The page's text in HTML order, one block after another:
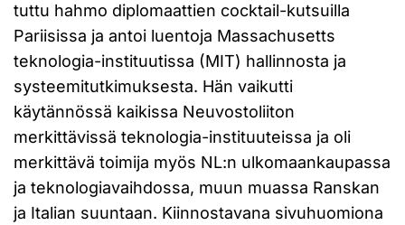
tuttu hahmo diplomaattien cocktail-kutsuilla
Pariisissa ja antoi luentoja Massachusetts
teknologia-instituutissa (MIT) hallinnosta ja
systeemitutkimuksesta. Hän vaikutti
käytännössä kaikissa Neuvostoliiton
merkittävissä teknologia-instituuteissa ja oli
merkittävä toimija myös NL:n ulkomaankaupassa
ja teknologiavaihdossa, muun muassa Ranskan
ja Italian suuntaan. Kiinnostavana sivuhuomiona